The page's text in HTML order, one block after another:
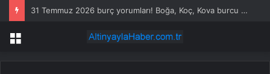
31 Temmuz 2026 burç yorumları! Boğa, Koç, Kova burcu yorumu… AŞK, EVLİLİK, SAĞLIK yorumları ne diyor?
Menü